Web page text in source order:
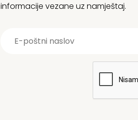
informacije vezane uz namještaj.